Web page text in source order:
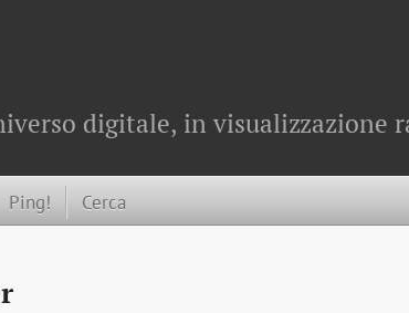
digitale, in visualizzazione
Ping! Cerca